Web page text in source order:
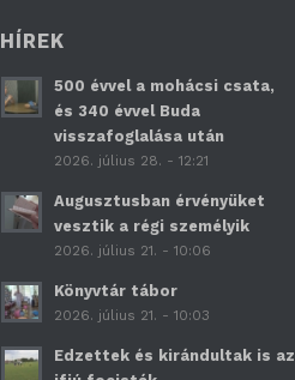
HÍREK
500 évvel a mohácsi csata,
és 340 évvel Buda
visszafoglalása után
2026. július 28. - 12:21
Augusztusban érvényüket
vesztik a régi személyik
2026. július 21. - 10:06
Könyvtár tábor
2026. július 21. - 10:03
Edzettek és kirándultak is az